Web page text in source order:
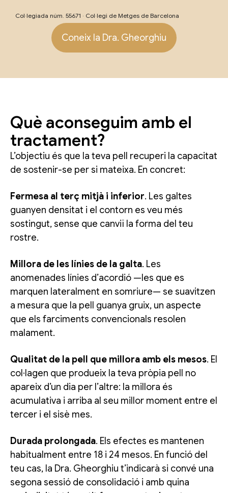
Col·legiada núm. 55671 · Col·legi de Metges de Barcelona
Coneix la Dra. Gheorghiu
Què aconseguim amb el
tractament?
L’objectiu és que la teva pell recuperi la capacitat
de sostenir-se per si mateixa. En concret:
Fermesa al terç mitjà i inferior. Les galtes
guanyen densitat i el contorn es veu més
sostingut, sense que canviï la forma del teu
rostre.
Millora de les línies de la galta. Les
anomenades línies d’acordió —les que es
marquen lateralment en somriure— se suavitzen
a mesura que la pell guanya gruix, un aspecte
que els farciments convencionals resolen
malament.
Qualitat de la pell que millora amb els mesos. El
col·lagen que produeix la teva pròpia pell no
apareix d’un dia per l’altre: la millora és
acumulativa i arriba al seu millor moment entre el
tercer i el sisè mes.
Durada prolongada. Els efectes es mantenen
habitualment entre 18 i 24 mesos. En funció del
teu cas, la Dra. Gheorghiu t’indicarà si convé una
segona sessió de consolidació i amb quina